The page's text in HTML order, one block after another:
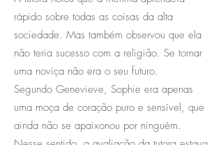
rápido sobre todas as coisas da alta
sociedade. Mas também observou que ela
não teria sucesso com a religião. Se tornar
uma noviça não era o seu futuro.
Segundo Genevieve, Sophie era apenas
uma moça de coração puro e sensível, que
ainda não se apaixonou por ninguém.